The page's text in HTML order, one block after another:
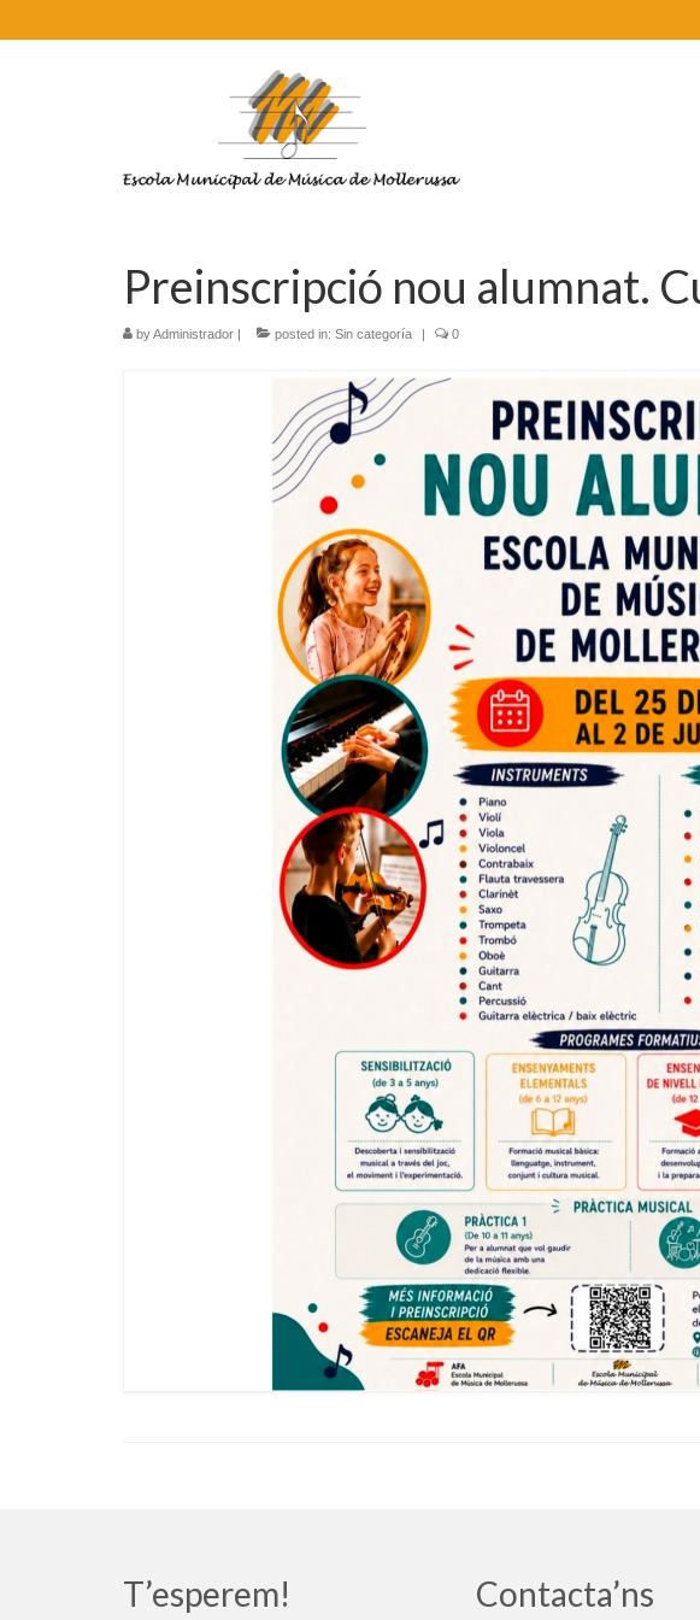
Preinscripció nou alumnat.
byAdministrador | posted in: Sin categoría | 0
T’esperem! Contacta’ns